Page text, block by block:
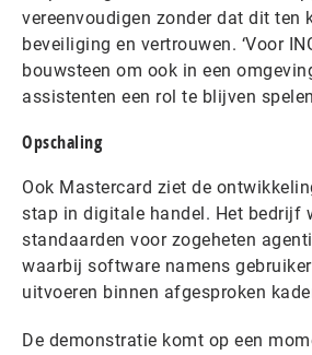
vereenvoudigen zonder dat dit ten
beveiliging en vertrouwen. ‘Voor
bouwsteen om ook in een
assistenten een rol te blijven
Opschaling
Ook Mastercard ziet de
stap in digitale handel. Het bedrijf
standaarden voor zogeheten
waarbij software namens
uitvoeren binnen afgesproken
De demonstratie komt op een